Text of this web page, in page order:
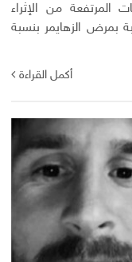
المرتفعة من الإثراء
بمرض الزهايمر بنسبة
أكمل القراءة